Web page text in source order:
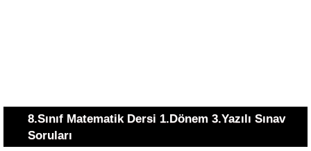
8.Sınıf Matematik Dersi 1.Dönem 3.Yazılı Sınav
Soruları